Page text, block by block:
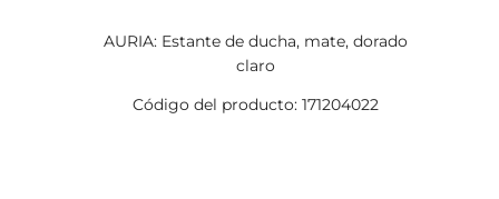
AURIA: Estante de ducha, mate, dorado
claro
Código del producto: 171204022